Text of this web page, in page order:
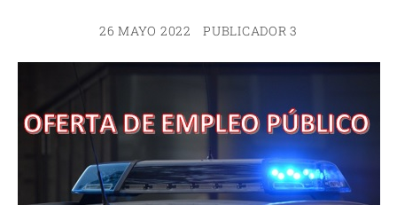
26 MAYO 2022 PUBLICADOR 3